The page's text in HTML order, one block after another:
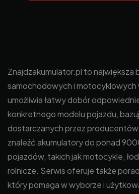
Znajdzakumulator.pl to największa
samochodowych i motocyklowych
umożliwia łatwy dobór
konkretnego modelu pojazdu,
dostarczanych przez
znaleźć akumulatory do ponad
pojazdów, takich jak motocykle,
rolnicze. Serwis oferuje także
który pomaga w wyborze i